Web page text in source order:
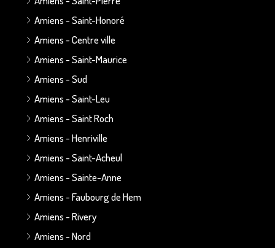
Amiens - Saint-Honoré
Amiens - Centre ville
Amiens - Saint-Maurice
Amiens - Sud
Amiens - Saint-Leu
Amiens - Saint Roch
Amiens - Henriville
Amiens - Saint-Acheul
Amiens - Sainte-Anne
Amiens - Faubourg de Hem
Amiens - Rivery
Amiens - Nord